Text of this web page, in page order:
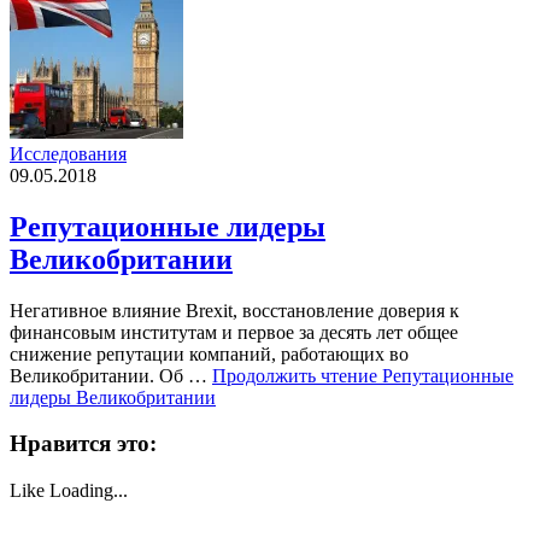
Исследования
09.05.2018
Репутационные лидеры
Великобритании
Негативное влияние Brexit, восстановление доверия к
финансовым институтам и первое за десять лет общее
снижение репутации компаний, работающих во
Великобритании. Об … Продолжить чтение Репутационные
лидеры Великобритании
Нравится это:
Like Loading...